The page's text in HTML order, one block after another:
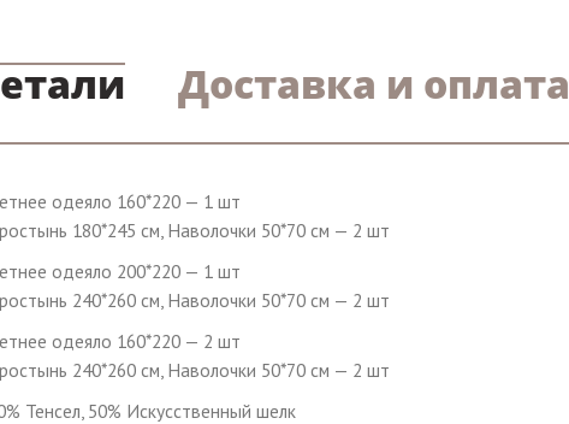
Доставка и оплата
одеяло 160*220 — 1 шт
180*245 см, Наволочки 50*70 см — 2 шт
одеяло 200*220 — 1 шт
240*260 см, Наволочки 50*70 см — 2 шт
одеяло 160*220 — 2 шт
240*260 см, Наволочки 50*70 см — 2 шт
Тенсел, 50% Искусственный шелк